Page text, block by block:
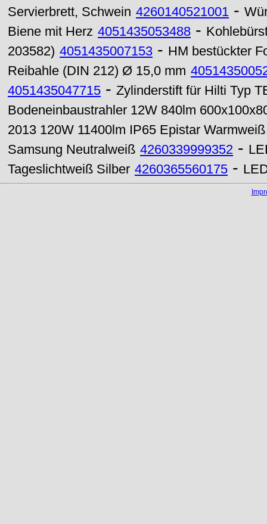
Servierbrett, Schwein 4260140521001 -
Biene mit Herz 4051435053488 -
203582) 4051435007153 - HM bestückter
Reibahle (DIN 212) Ø 15,0 mm
4051435047715 - Zylinderstift für Hilti Typ
Bodeneinbaustrahler 12W 840lm
2013 120W 11400lm IP65 Epistar Warmweiß
Samsung Neutralweiß 4260339999352 -
Tageslichtweiß Silber 4260365560175 -